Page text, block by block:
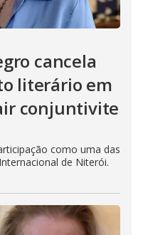
cancela
literário em
conjuntivite
como uma das
de Niterói.